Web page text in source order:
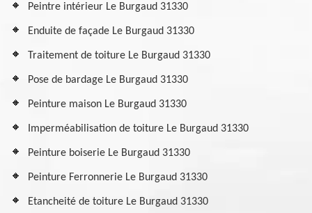
Peintre intérieur Le Burgaud 31330
Enduite de façade Le Burgaud 31330
Traitement de toiture Le Burgaud 31330
Pose de bardage Le Burgaud 31330
Peinture maison Le Burgaud 31330
Imperméabilisation de toiture Le Burgaud 31330
Peinture boiserie Le Burgaud 31330
Peinture Ferronnerie Le Burgaud 31330
Etancheité de toiture Le Burgaud 31330